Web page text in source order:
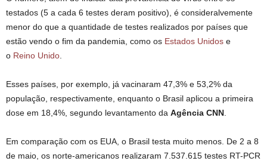
testados (5 a cada 6 testes deram positivo), é consideralvemente
menor do que a quantidade de testes realizados por países que
estão vendo o fim da pandemia, como os Estados Unidos e
o Reino Unido
Esses países, por exemplo, já vacinaram 47,3% e 53,2% da
população, respectivamente, enquanto o Brasil aplicou a primeira
dose em 18,4%, segundo levantamento da Agência CNN
Em comparação com os EUA, o Brasil testa muito menos. De 2 a 8
de maio, os norte-americanos realizaram 7.537.615 testes RT-PCR